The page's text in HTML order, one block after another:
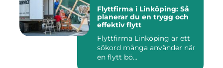
Flyttfirma i Linköping: Så
planerar du en trygg och
effektiv flytt
Flyttfirma Linköping är ett
sökord många använder när
en flytt bö...